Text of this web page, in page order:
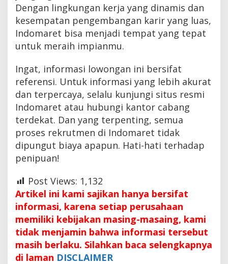
Dengan lingkungan kerja yang dinamis dan
kesempatan pengembangan karir yang luas,
Indomaret bisa menjadi tempat yang tepat
untuk meraih impianmu.
Ingat, informasi lowongan ini bersifat
referensi. Untuk informasi yang lebih akurat
dan terpercaya, selalu kunjungi situs resmi
Indomaret atau hubungi kantor cabang
terdekat. Dan yang terpenting, semua
proses rekrutmen di Indomaret tidak
dipungut biaya apapun. Hati-hati terhadap
penipuan!
Post Views: 1,132
Artikel ini kami sajikan hanya bersifat
informasi, karena setiap perusahaan
memiliki kebijakan masing-masaing, kami
tidak menjamin bahwa informasi tersebut
masih berlaku. Silahkan baca selengkapnya
di laman DISCLAIMER